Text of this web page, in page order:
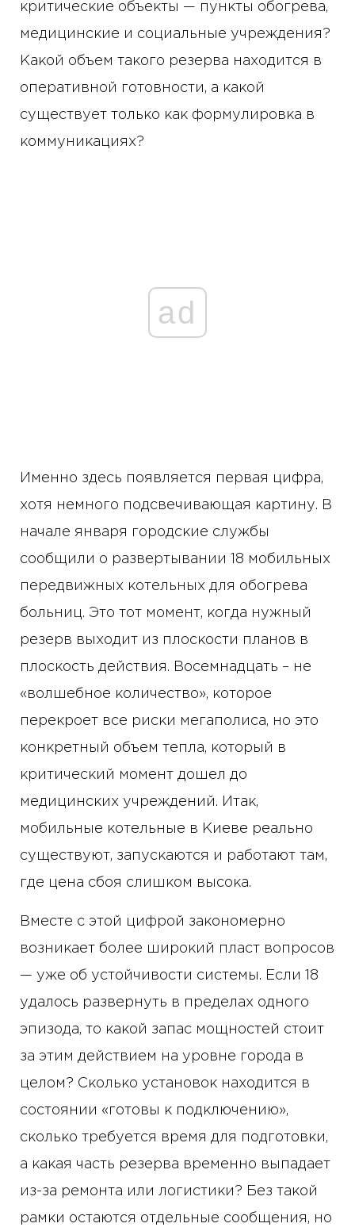
критические объекты — пункты обогрева,
медицинские и социальные учреждения?
Какой объем такого резерва находится в
оперативной готовности, а какой
существует только как формулировка в
коммуникациях?
ad
Именно здесь появляется первая цифра,
хотя немного подсвечивающая картину. В
начале января городские службы
сообщили о развертывании 18 мобильных
передвижных котельных для обогрева
больниц. Это тот момент, когда нужный
резерв выходит из плоскости планов в
плоскость действия. Восемнадцать – не
«волшебное количество», которое
перекроет все риски мегаполиса, но это
конкретный объем тепла, который в
критический момент дошел до
медицинских учреждений. Итак,
мобильные котельные в Киеве реально
существуют, запускаются и работают там,
где цена сбоя слишком высока.
Вместе с этой цифрой закономерно
возникает более широкий пласт вопросов
— уже об устойчивости системы. Если 18
удалось развернуть в пределах одного
эпизода, то какой запас мощностей стоит
за этим действием на уровне города в
целом? Сколько установок находится в
состоянии «готовы к подключению»,
сколько требуется время для подготовки,
а какая часть резерва временно выпадает
из-за ремонта или логистики? Без такой
рамки остаются отдельные сообщения, но